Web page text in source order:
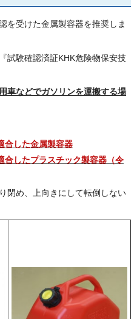
を受けた金属製容器を推奨しま
試験確認済証KHK危険物保安技
車などでガソリンを運搬する場
合した金属製容器
合したプラスチック製容器（令
閉め、上向きにして転倒しない